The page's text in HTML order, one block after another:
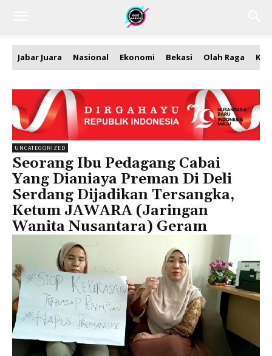
Jabar Juara Nasional Ekonomi Bekasi Olah Raga
UNCATEGORIZED
Seorang Ibu Pedagang Cabai
Yang Dianiaya Preman Di Deli
Serdang Dijadikan Tersangka,
Ketum JAWARA (Jaringan
Wanita Nusantara) Geram